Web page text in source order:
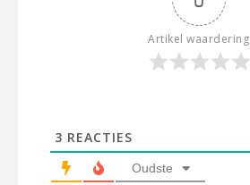
Artikel waardering
3 REACTIES
Oudste